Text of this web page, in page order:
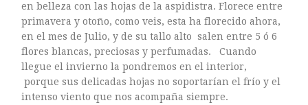
noviembre 2015
octubre 2015
septiembre 2015
agosto 2015
julio 2015
en belleza con las hojas de la aspidistra. Florece entre
primavera y otoño, como veis, esta ha florecido ahora,
en el mes de Julio, y de su tallo alto salen entre 5 ó 6
flores blancas, preciosas y perfumadas. Cuando
llegue el invierno la pondremos en el interior,
porque sus delicadas hojas no soportarían el frío y el
intenso viento que nos acompaña siempre.